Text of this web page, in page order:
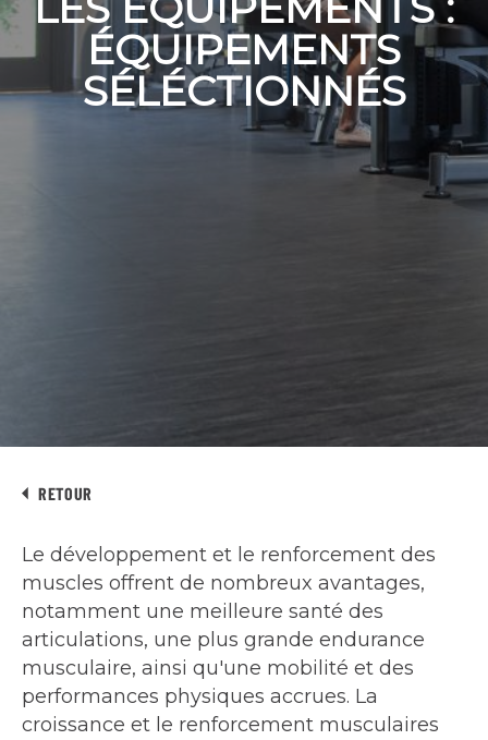
ÉQUIPEMENTS
SÉLÉCTIONNÉS
RETOUR
Le développement et le renforcement des
muscles offrent de nombreux avantages,
notamment une meilleure santé des
articulations, une plus grande endurance
musculaire, ainsi qu'une mobilité et des
performances physiques accrues. La
croissance et le renforcement musculaires